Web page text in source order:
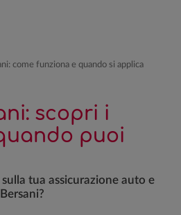
come funziona e quando si applica
scopri i
puoi
tua assicurazione auto e